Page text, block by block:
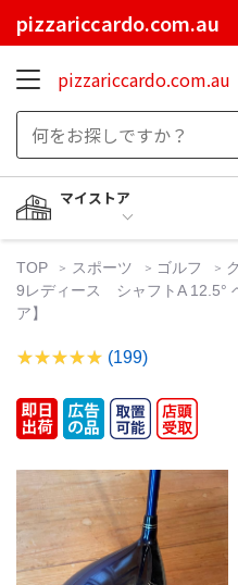
pizzariccardo.com.au
pizzariccardo.com.au
マイストア
TOP スポーツ ゴルフ
9レディース シャフトA 12.5°
ア】
(199)